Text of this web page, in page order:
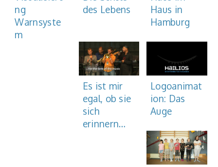
ng
Warnsyste
m
des Lebens
Haus in
Hamburg
Es ist mir
egal, ob sie
sich
erinnern…
Logoanimat
ion: Das
Auge